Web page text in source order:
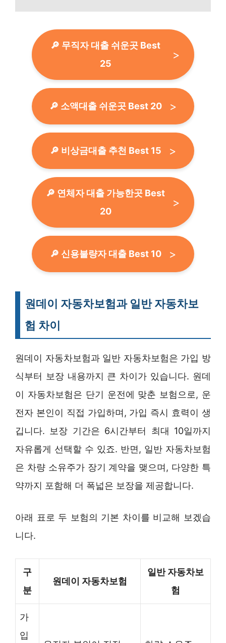
🔎 무직자 대출 쉬운곳 Best
25
🔎 소액대출 쉬운곳 Best 20
🔎 비상금대출 추천 Best 15
🔎 연체자 대출 가능한곳 Best
20
🔎 신용불량자 대출 Best 10
원데이 자동차보험과 일반 자동차보
험 차이
원데이 자동차보험과 일반 자동차보험은 가입 방
식부터 보장 내용까지 큰 차이가 있습니다. 원데
이 자동차보험은 단기 운전에 맞춘 보험으로, 운
전자 본인이 직접 가입하며, 가입 즉시 효력이 생
깁니다. 보장 기간은 6시간부터 최대 10일까지
자유롭게 선택할 수 있죠. 반면, 일반 자동차보험
은 차량 소유주가 장기 계약을 맺으며, 다양한 특
약까지 포함해 더 폭넓은 보장을 제공합니다.
아래 표로 두 보험의 기본 차이를 비교해 보겠습
니다.
구
분
원데이 자동차보험
일반 자동차보
험
가
입